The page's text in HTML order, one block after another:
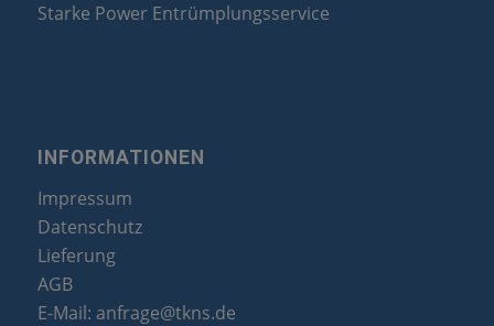
Starke Power Entrümplungsservice
INFORMATIONEN
Impressum
Datenschutz
Lieferung
AGB
E-Mail: anfrage@tkns.de